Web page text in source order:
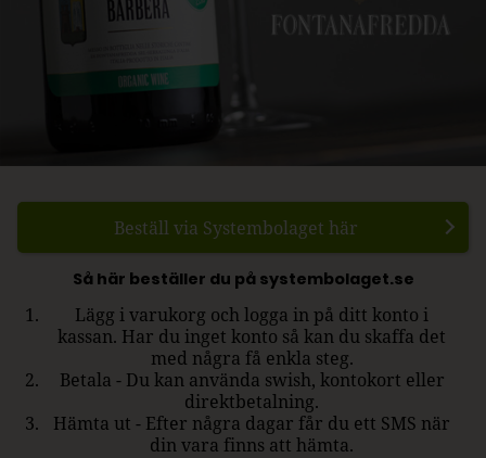
Beställ via Systembolaget här
Så här beställer du på systembolaget.se
Lägg i varukorg och logga in på ditt konto i
kassan. Har du inget konto så kan du skaffa det
med några få enkla steg.
Betala - Du kan använda swish, kontokort eller
direktbetalning.
Hämta ut - Efter några dagar får du ett SMS när
din vara finns att hämta.